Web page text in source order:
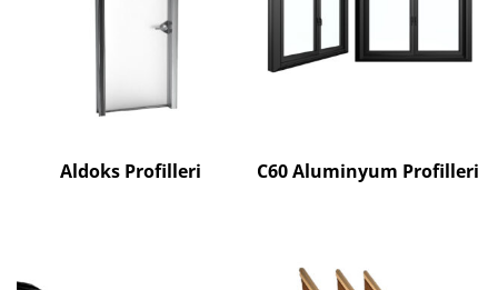
Aldoks Profilleri C60 Aluminyum Profilleri